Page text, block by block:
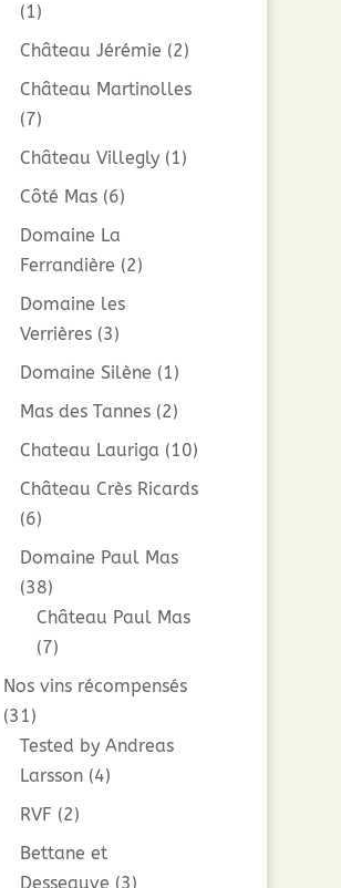
(1)
Château Jérémie (2)
Château Martinolles
(7)
Château Villegly (1)
Côté Mas (6)
Domaine La
Ferrandière (2)
Domaine les
Verrières (3)
Domaine Silène (1)
Mas des Tannes (2)
Chateau Lauriga (10)
Château Crès Ricards
(6)
Domaine Paul Mas
(38)
Château Paul Mas
(7)
Nos vins récompensés
(31)
Tested by Andreas
Larsson (4)
RVF (2)
Bettane et
Desseauve (3)